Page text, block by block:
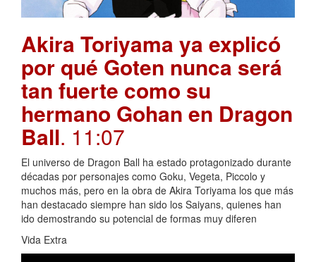
Akira Toriyama ya explicó
por qué Goten nunca será
tan fuerte como su
hermano Gohan en Dragon
Ball. 11:07
El universo de Dragon Ball ha estado protagonizado durante
décadas por personajes como Goku, Vegeta, Piccolo y
muchos más, pero en la obra de Akira Toriyama los que más
han destacado siempre han sido los Saiyans, quienes han
ido demostrando su potencial de formas muy diferen
Vida Extra